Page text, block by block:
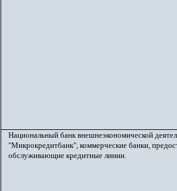
Национальный банк внешнеэкономической
"Микрокредитбанк", коммерческие банки,
обслуживающие кредитные линии.